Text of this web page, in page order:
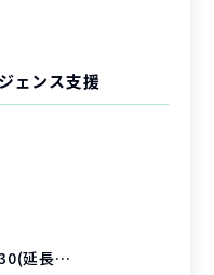
ェンス支援
能性有)